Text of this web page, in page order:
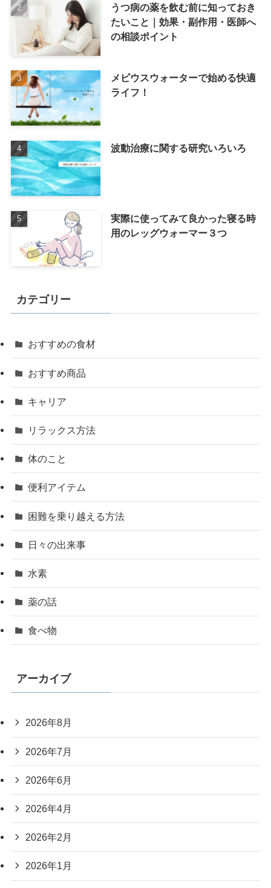
うつ病の薬を飲む前に知っておき
たいこと｜効果・副作用・医師へ
の相談ポイント
メビウスウォーターで始める快適
ライフ！
波動治療に関する研究いろいろ
実際に使ってみて良かった寝る時
用のレッグウォーマー３つ
カテゴリー
おすすめの食材
おすすめ商品
キャリア
リラックス方法
体のこと
便利アイテム
困難を乗り越える方法
日々の出来事
水素
薬の話
食べ物
アーカイブ
2026年8月
2026年7月
2026年6月
2026年4月
2026年2月
2026年1月